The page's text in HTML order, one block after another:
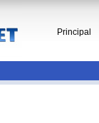
Principal